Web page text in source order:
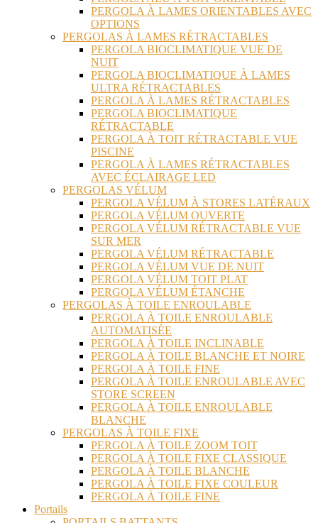
PERGOLA À LAMES ORIENTABLES AVEC
OPTIONS
PERGOLAS À LAMES RÉTRACTABLES
PERGOLA BIOCLIMATIQUE VUE DE
NUIT
PERGOLA BIOCLIMATIQUE À LAMES
ULTRA RÉTRACTABLES
PERGOLA À LAMES RÉTRACTABLES
PERGOLA BIOCLIMATIQUE
RÉTRACTABLE
PERGOLA À TOIT RÉTRACTABLE VUE
PISCINE
PERGOLA À LAMES RÉTRACTABLES
AVEC ÉCLAIRAGE LED
PERGOLAS VÉLUM
PERGOLA VÉLUM À STORES LATÉRAUX
PERGOLA VÉLUM OUVERTE
PERGOLA VÉLUM RÉTRACTABLE VUE
SUR MER
PERGOLA VÉLUM RÉTRACTABLE
PERGOLA VÉLUM VUE DE NUIT
PERGOLA VÉLUM TOIT PLAT
PERGOLA VÉLUM ÉTANCHE
PERGOLAS À TOILE ENROULABLE
PERGOLA À TOILE ENROULABLE
AUTOMATISÉE
PERGOLA À TOILE INCLINABLE
PERGOLA À TOILE BLANCHE ET NOIRE
PERGOLA À TOILE FINE
PERGOLA À TOILE ENROULABLE AVEC
STORE SCREEN
PERGOLA À TOILE ENROULABLE
BLANCHE
PERGOLAS À TOILE FIXE
PERGOLA À TOILE ZOOM TOIT
PERGOLA À TOILE FIXE CLASSIQUE
PERGOLA À TOILE BLANCHE
PERGOLA À TOILE FIXE COULEUR
PERGOLA À TOILE FINE
Portails